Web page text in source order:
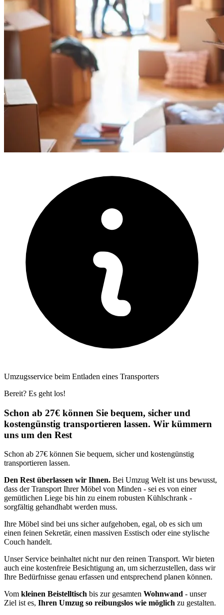
Umzugsservice beim Entladen eines Transporters
Bereit? Es geht los!
Schon ab 27€ können Sie bequem, sicher und
kostengünstig transportieren lassen. Wir kümmern
uns um den Rest
Schon ab 27€ können Sie bequem, sicher und kostengünstig
transportieren lassen.
Den Rest überlassen wir Ihnen. Bei Umzug Welt ist uns bewusst,
dass der Transport Ihrer Möbel von Minden - sei es von einer
gemütlichen Liege bis hin zu einem robusten Kühlschrank -
sorgfältig gehandhabt werden muss.
Ihre Möbel sind bei uns sicher aufgehoben, egal, ob es sich um
einen feinen Sekretär, einen massiven Esstisch oder eine stylische
Couch handelt.
Unser Service beinhaltet nicht nur den reinen Transport. Wir bieten
auch eine kostenfreie Besichtigung an, um sicherzustellen, dass wir
Ihre Bedürfnisse genau erfassen und entsprechend planen können.
Vom kleinen Beistelltisch bis zur gesamten Wohnwand - unser
Ziel ist es, Ihren Umzug so reibungslos wie möglich zu gestalten.